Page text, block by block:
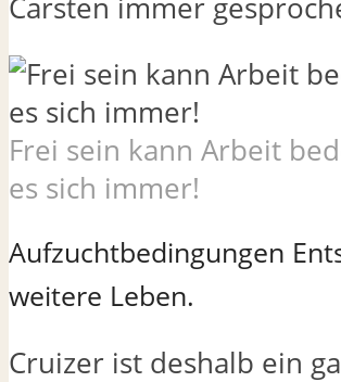
Carsten immer
Frei sein kann Arbeit
es sich immer!
Aufzuchtbedingungen
weitere Leben.
Cruizer ist deshalb ein